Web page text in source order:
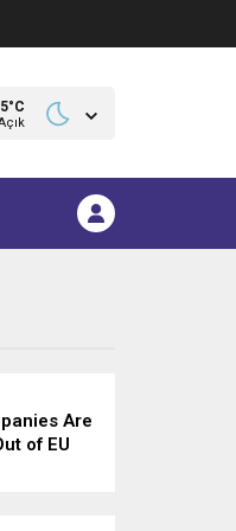
°C
Are
of EU